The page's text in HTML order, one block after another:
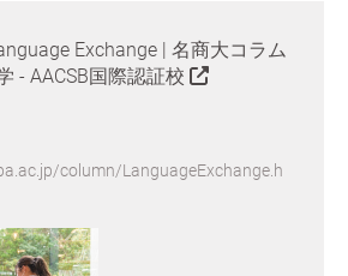
Exchange | 名商大コラム
- AACSB国際認証校
column/LanguageExchange.h